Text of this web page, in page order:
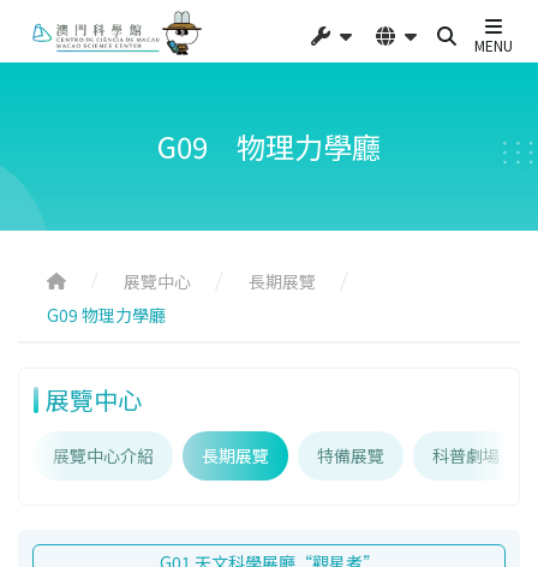
MENU
G09 物理力學廳
展覽中心
長期展覽
G09 物理力學廳
展覽中心
展覽中心介紹 長期展覽 特備展覽 科普劇場
G01 天文科學展廳“觀星者”